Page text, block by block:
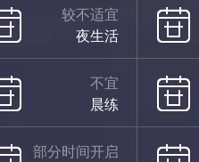
较不适宜
夜生活
不宜
晨练
部分时间开启